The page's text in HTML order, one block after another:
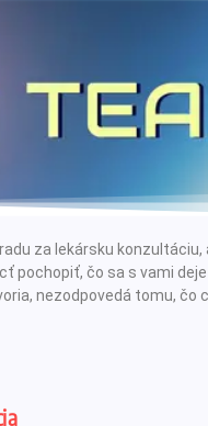
za lekársku
pochopiť, čo sa s vami
nezodpovedá tomu, čo